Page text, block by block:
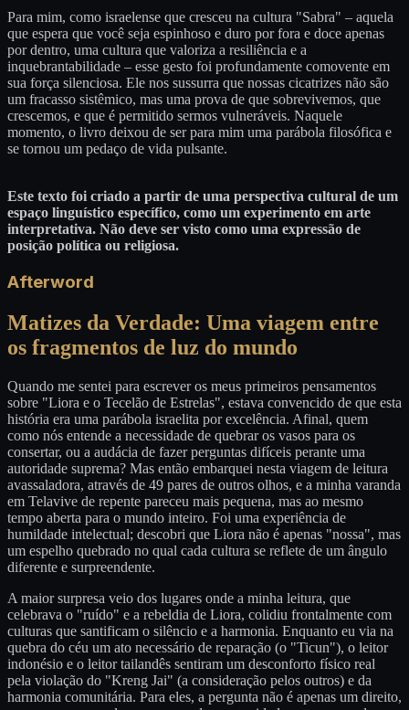
Para mim, como israelense que cresceu na cultura "Sabra" – aquela
que espera que você seja espinhoso e duro por fora e doce apenas
por dentro, uma cultura que valoriza a resiliência e a
inquebrantabilidade – esse gesto foi profundamente comovente em
sua força silenciosa. Ele nos sussurra que nossas cicatrizes não são
um fracasso sistêmico, mas uma prova de que sobrevivemos, que
crescemos, e que é permitido sermos vulneráveis. Naquele
momento, o livro deixou de ser para mim uma parábola filosófica e
se tornou um pedaço de vida pulsante.
Este texto foi criado a partir de uma perspectiva cultural de um
espaço linguístico específico, como um experimento em arte
interpretativa. Não deve ser visto como uma expressão de
posição política ou religiosa.
Afterword
Matizes da Verdade: Uma viagem entre
os fragmentos de luz do mundo
Quando me sentei para escrever os meus primeiros pensamentos
sobre "Liora e o Tecelão de Estrelas", estava convencido de que esta
história era uma parábola israelita por excelência. Afinal, quem
como nós entende a necessidade de quebrar os vasos para os
consertar, ou a audácia de fazer perguntas difíceis perante uma
autoridade suprema? Mas então embarquei nesta viagem de leitura
avassaladora, através de 49 pares de outros olhos, e a minha varanda
em Telavive de repente pareceu mais pequena, mas ao mesmo
tempo aberta para o mundo inteiro. Foi uma experiência de
humildade intelectual; descobri que Liora não é apenas "nossa", mas
um espelho quebrado no qual cada cultura se reflete de um ângulo
diferente e surpreendente.
A maior surpresa veio dos lugares onde a minha leitura, que
celebrava o "ruído" e a rebeldia de Liora, colidiu frontalmente com
culturas que santificam o silêncio e a harmonia. Enquanto eu via na
quebra do céu um ato necessário de reparação (o "Ticun"), o leitor
indonésio e o leitor tailandês sentiram um desconforto físico real
pela violação do "Kreng Jai" (a consideração pelos outros) e da
harmonia comunitária. Para eles, a pergunta não é apenas um direito,